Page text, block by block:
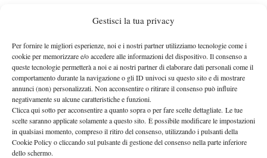
Gestisci la tua privacy
Per fornire le migliori esperienze, noi e i nostri partner utilizziamo tecnologie come i
cookie per memorizzare e/o accedere alle informazioni del dispositivo. Il consenso a
queste tecnologie permetterà a noi e ai nostri partner di elaborare dati personali come il
comportamento durante la navigazione o gli ID univoci su questo sito e di mostrare
annunci (non) personalizzati. Non acconsentire o ritirare il consenso può influire
negativamente su alcune caratteristiche e funzioni.
Clicca qui sotto per acconsentire a quanto sopra o per fare scelte dettagliate. Le tue
scelte saranno applicate solamente a questo sito. È possibile modificare le impostazioni
in qualsiasi momento, compreso il ritiro del consenso, utilizzando i pulsanti della
Cookie Policy o cliccando sul pulsante di gestione del consenso nella parte inferiore
dello schermo.
Campioni da non dimenticare – Monica Giorgi
Gianfilippo Maiga
Federico Ricci si racconta…
2 Gennaio 2014
Gianfilippo Maiga
Vagnozzi: “Vi racconto futures e challenger”
20 Novembre 2013